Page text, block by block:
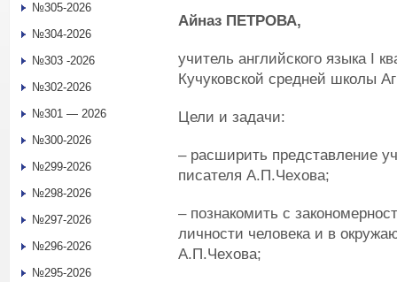
Айназ ПЕТРОВА,
учитель английского языка I
Кучуковской средней школы
Цели и задачи:
– расширить представление
писателя А.П.Чехова;
– познакомить с
личности человека и в
А.П.Чехова;
№305-2026
№304-2026
№303 -2026
№302-2026
№301 — 2026
№300-2026
№299-2026
№298-2026
№297-2026
№296-2026
№295-2026